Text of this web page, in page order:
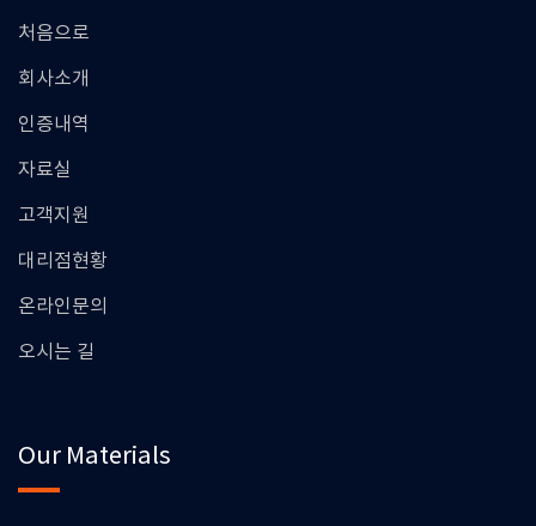
처음으로
회사소개
인증내역
자료실
고객지원
대리점현황
온라인문의
오시는 길
Our Materials